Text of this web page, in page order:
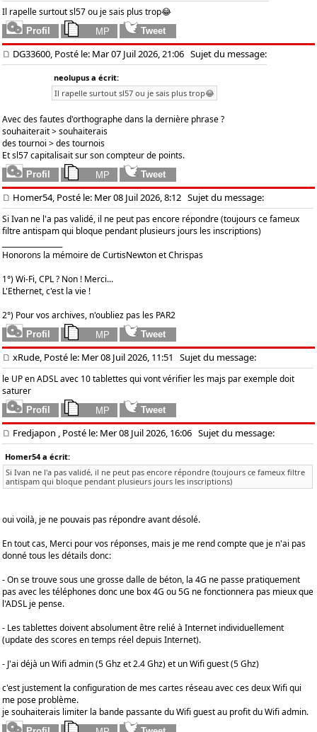
Il rapelle surtout sl57 ou je sais plus trop😂
DG33600, Posté le: Mar 07 Juil 2026, 21:06 Sujet du message:
neolupus a écrit:
Il rapelle surtout sl57 ou je sais plus trop😂
Avec des fautes d'orthographe dans la dernière phrase ?
souhaiterait > souhaiterais
des tournoi > des tournois
Et sl57 capitalisait sur son compteur de points.
Homer54, Posté le: Mer 08 Juil 2026, 8:12 Sujet du message:
Si Ivan ne l'a pas validé, il ne peut pas encore répondre (toujours ce fameux
filtre antispam qui bloque pendant plusieurs jours les inscriptions)
Honorons la mémoire de CurtisNewton et Chrispas
1°) Wi-Fi, CPL ? Non ! Merci...
L'Ethernet, c'est la vie !
2°) Pour vos archives, n'oubliez pas les PAR2
xRude, Posté le: Mer 08 Juil 2026, 11:51 Sujet du message:
le UP en ADSL avec 10 tablettes qui vont vérifier les majs par exemple doit
saturer
Fredjapon , Posté le: Mer 08 Juil 2026, 16:06 Sujet du message:
Homer54 a écrit:
Si Ivan ne l'a pas validé, il ne peut pas encore répondre (toujours ce fameux filtre
antispam qui bloque pendant plusieurs jours les inscriptions)
oui voilà, je ne pouvais pas répondre avant désolé.
En tout cas, Merci pour vos réponses, mais je me rend compte que je n'ai pas
donné tous les détails donc:
- On se trouve sous une grosse dalle de béton, la 4G ne passe pratiquement
pas avec les téléphones donc une box 4G ou 5G ne fonctionnera pas mieux que
l'ADSL je pense.
- Les tablettes doivent absolument être relié à Internet individuellement
(update des scores en temps réel depuis Internet).
- J'ai déjà un Wifi admin (5 Ghz et 2.4 Ghz) et un Wifi guest (5 Ghz)
c'est justement la configuration de mes cartes réseau avec ces deux Wifi qui
me pose problème.
je souhaiterais limiter la bande passante du Wifi guest au profit du Wifi admin.